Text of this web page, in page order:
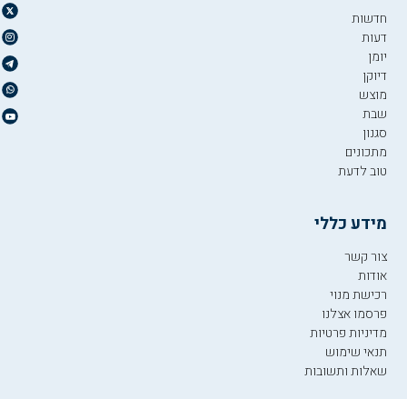
חדשות
דעות
יומן
דיוקן
מוצש
שבת
סגנון
מתכונים
טוב לדעת
מידע כללי
צור קשר
אודות
רכישת מנוי
פרסמו אצלנו
מדיניות פרטיות
תנאי שימוש
שאלות ותשובות